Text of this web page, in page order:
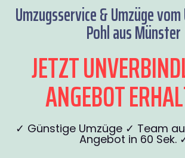
Umzugsservice & Umzüge
Pohl aus Münster
JETZT
ANGEBOT
✓ Günstige Umzüge ✓ Team
Angebot in 60 Sek.